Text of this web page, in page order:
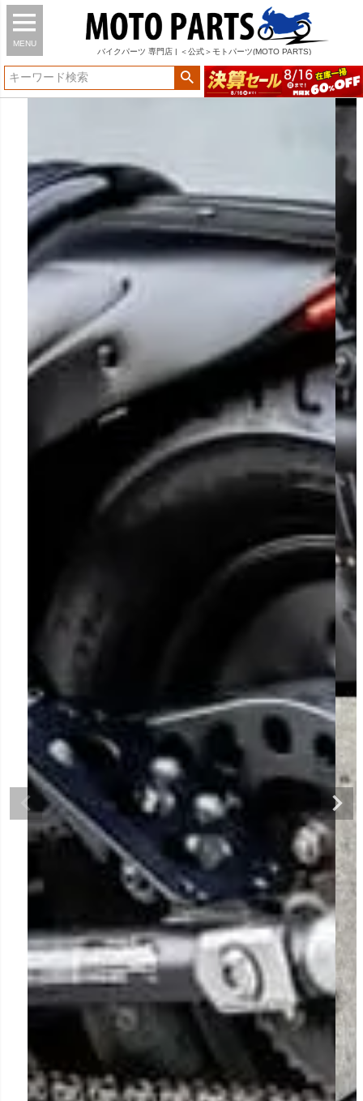
MENU
バイク パーツ 専門店 | ＜公式＞モトパーツ(MOTO PARTS)